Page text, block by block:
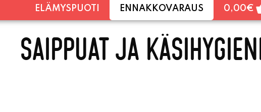
ELÄMYSPUOTI ENNAKKOVARAUS 0,00€
SAIPPUAT JA